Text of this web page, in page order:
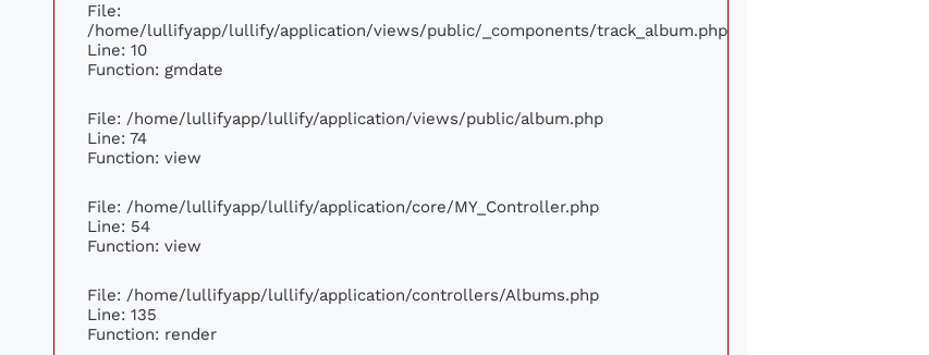
File:
/home/lullifyapp/lullify/application/views/public/_components/track_album.php
Line: 10
Function: gmdate
File: /home/lullifyapp/lullify/application/views/public/album.php
Line: 74
Function: view
File: /home/lullifyapp/lullify/application/core/MY_Controller.php
Line: 54
Function: view
File: /home/lullifyapp/lullify/application/controllers/Albums.php
Line: 135
Function: render